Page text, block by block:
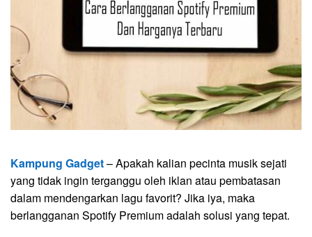
Kampung Gadget– Apakah kalian pecinta musik sejati
yang tidak ingin terganggu oleh iklan atau pembatasan
dalam mendengarkan lagu favorit? Jika iya, maka
berlangganan Spotify Premium adalah solusi yang tepat.